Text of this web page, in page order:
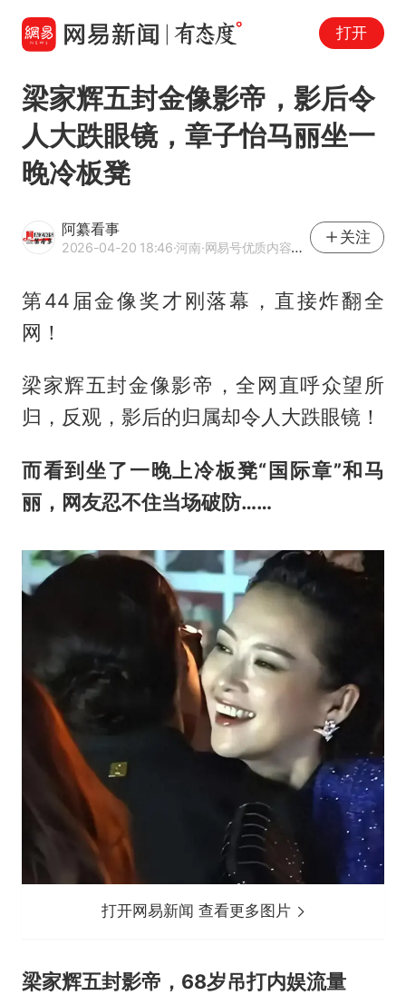
打开
梁家辉五封金像影帝，影后令
人大跌眼镜，章子怡马丽坐一
晚冷板凳
阿纂看事
2026-04-20 18:46·河南·网易号优质内容创作者
关注
第44届金像奖才刚落幕，直接炸翻全
网！
梁家辉五封金像影帝，全网直呼众望所
归，反观，影后的归属却令人大跌眼镜！
而看到坐了一晚上冷板凳“国际章”和马
丽，网友忍不住当场破防……
打开网易新闻 查看更多图片
梁家辉五封影帝，68岁吊打内娱流量